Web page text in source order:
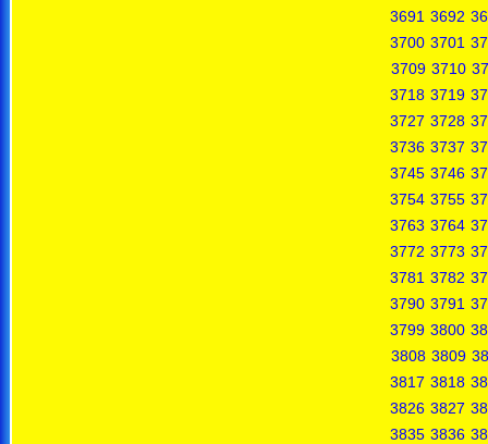
3691 3692
3700 3701
3709 3710
3718 3719
3727 3728
3736 3737
3745 3746
3754 3755
3763 3764
3772 3773
3781 3782
3790 3791
3799 3800
3808 3809
3817 3818
3826 3827
3835 3836